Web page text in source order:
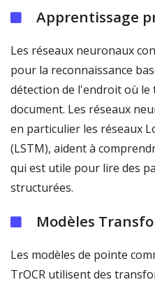
Apprentissage
Les réseaux neuronaux
pour la reconnaissance
détection de l'endroit où le
document. Les réseaux
en particulier les réseaux
(LSTM), aident à
qui est utile pour lire des
structurées.
Modèles
Les modèles de pointe
TrOCR utilisent des